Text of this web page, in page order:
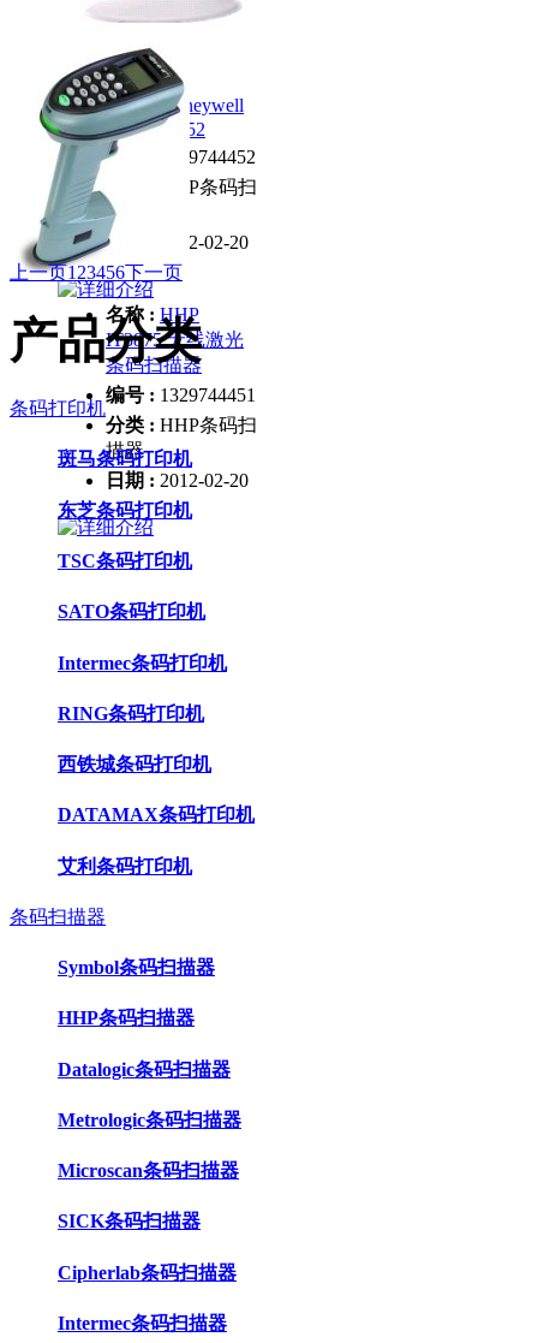
名称 :Honeywell
MS9541/952
编号 :
1329744452
HHP条码扫
描器
日期 :
2012-02-20
名称 : HHP
IT3875 无线激光
条码扫描器
编号 : 1329744451
分类 : HHP条码扫
描器
日期 : 2012-02-20
上一页1 23456下一页
产品分类
条码打印机
斑马条码打印机
东芝条码打印机
TSC条码打印机
SATO条码打印机
Intermec条码打印机
RING条码打印机
西铁城条码打印机
DATAMAX条码打印机
艾利条码打印机
条码扫描器
Symbol条码扫描器
HHP条码扫描器
Datalogic条码扫描器
Metrologic条码扫描器
Microscan条码扫描器
SICK条码扫描器
Cipherlab条码扫描器
Intermec条码扫描器